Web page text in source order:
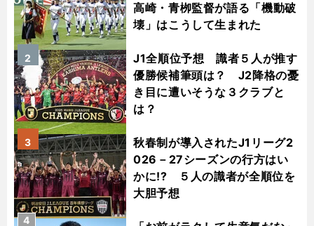
高崎・青栁監督が語る「機動破
壊」はこうして生まれた
J1全順位予想 識者５人が推す
優勝候補筆頭は？ J2降格の憂
き目に遭いそうな３クラブと
は？
2
秋春制が導入されたJ1リーグ2
026－27シーズンの行方はい
かに!? ５人の識者が全順位を
大胆予想
3
4